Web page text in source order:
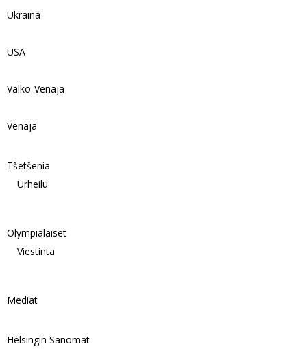
Ukraina
USA
Valko-Venäjä
Venäjä
Tšetšenia
Urheilu
Olympialaiset
Viestintä
Mediat
Helsingin Sanomat